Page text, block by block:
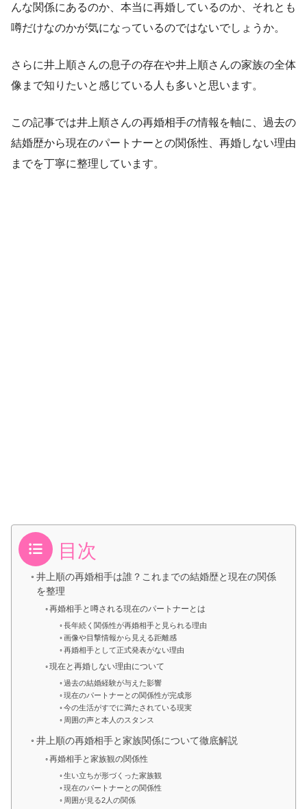
んな関係にあるのか、本当に再婚しているのか、それとも
噂だけなのかが気になっているのではないでしょうか。
さらに井上順さんの息子の存在や井上順さんの家族の全体
像まで知りたいと感じている人も多いと思います。
この記事では井上順さんの再婚相手の情報を軸に、過去の
結婚歴から現在のパートナーとの関係性、再婚しない理由
までを丁寧に整理しています。
目次
井上順の再婚相手は誰？これまでの結婚歴と現在の関係
を整理
再婚相手と噂される現在のパートナーとは
長年続く関係性が再婚相手と見られる理由
画像や目撃情報から見える距離感
再婚相手として正式発表がない理由
現在と再婚しない理由について
過去の結婚経験が与えた影響
現在のパートナーとの関係性が完成形
今の生活がすでに満たされている現実
周囲の声と本人のスタンス
井上順の再婚相手と家族関係について徹底解説
再婚相手と家族観の関係性
生い立ちが形づくった家族観
現在のパートナーとの関係性
周囲が見る2人の関係